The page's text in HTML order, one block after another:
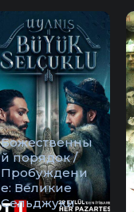
Божественны
й порядок /
Пробуждени
е: Великие
Сельджуки